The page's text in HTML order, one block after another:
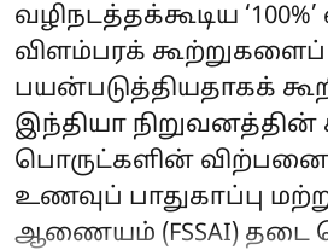
வழிநடத்தக்கூடிய
விளம்பரக் கூற்றுகளைப்
பயன்படுத்தியதாகக்
இந்தியா நிறுவனத்தின்
பொருட்களின்
உணவுப் பாதுகாப்பு
ஆணையம் (FSSAI) தடை